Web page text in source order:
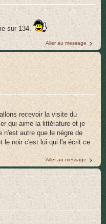
r
sur 134.
Aller au message
recevoir la visite du
qui aime la littérature et je
n'est autre que le nègre de
le noir c'est lui qui l'a écrit ce
Aller au message